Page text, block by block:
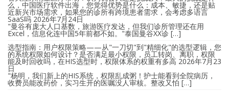
么，中国医疗软件出海，您觉得优势是什么：成本、敏捷，还是贴
近新兴市场需求，如果您的诊所有跨境患者需求，会考虑多语言
SaaS吗 2026年7月24日
"曼谷有庞大人口基数，旅游医疗发达，但我们诊所管理还在用
Excel，信息化连中国5年前都不如。"泰国曼谷XX诊 […]
选型指南：用户权限策略——从"一刀切"到"精细化"的选型逻辑，您
的系统权限如何设计？是否满足最小权限，员工转岗、离职，权限
能及时回收吗，在HIS选型时，权限体系的权重有多高 2026年7月23
日
"杨明，我们新上的HIS系统，权限乱成粥！护士能看到全院病历，
收费员能改药价，实习生开的医嘱没人审核。整改又怕 […]